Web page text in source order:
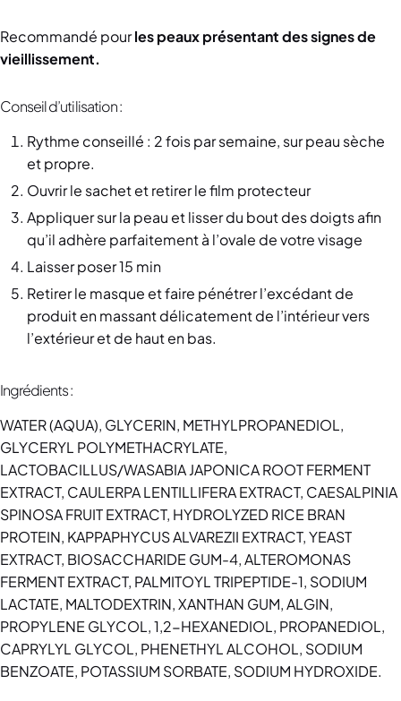
Recommandé pourles peaux présentant des signes de
vieillissement.
Conseil d’utilisation :
Rythme conseillé : 2 fois par semaine, sur peau sèche
et propre.
Ouvrir le sachet et retirer le film protecteur
Appliquer sur la peau et lisser du bout des doigts afin
qu’il adhère parfaitement à l’ovale de votre visage
Laisser poser 15 min
Retirer le masque et faire pénétrer l’excédant de
produit en massant délicatement de l’intérieur vers
l’extérieur et de haut en bas.
Ingrédients :
WATER (AQUA), GLYCERIN, METHYLPROPANEDIOL,
GLYCERYL POLYMETHACRYLATE,
LACTOBACILLUS/WASABIA JAPONICA ROOT FERMENT
EXTRACT, CAULERPA LENTILLIFERA EXTRACT, CAESALPINIA
SPINOSA FRUIT EXTRACT, HYDROLYZED RICE BRAN
PROTEIN, KAPPAPHYCUS ALVAREZII EXTRACT, YEAST
EXTRACT, BIOSACCHARIDE GUM-4, ALTEROMONAS
FERMENT EXTRACT, PALMITOYL TRIPEPTIDE-1, SODIUM
LACTATE, MALTODEXTRIN, XANTHAN GUM, ALGIN,
PROPYLENE GLYCOL, 1,2-HEXANEDIOL, PROPANEDIOL,
CAPRYLYL GLYCOL, PHENETHYL ALCOHOL, SODIUM
BENZOATE, POTASSIUM SORBATE, SODIUM HYDROXIDE.